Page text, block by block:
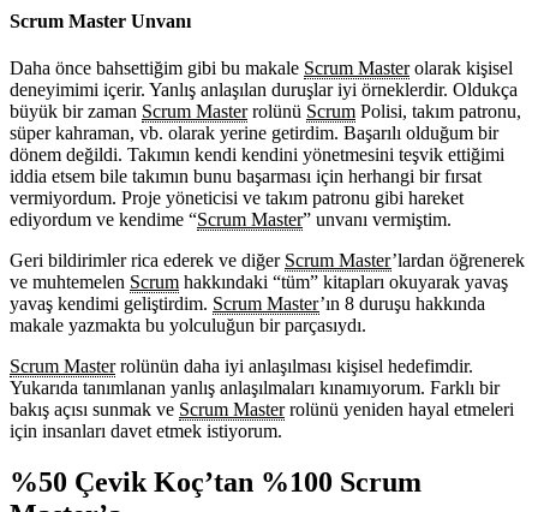
Scrum Master Unvanı
Daha önce bahsettiğim gibi bu makale Scrum Masterolarak kişisel
deneyimimi içerir. Yanlış anlaşılan duruşlar iyi örneklerdir. Oldukça
büyük bir zaman Scrum Masterrolünü Scrum Polisi, takım patronu,
süper kahraman, vb. olarak yerine getirdim. Başarılı olduğum bir
dönem değildi. Takımın kendi kendini yönetmesini teşvik ettiğimi
iddia etsem bile takımın bunu başarması için herhangi bir fırsat
vermiyordum. Proje yöneticisi ve takım patronu gibi hareket
ediyordum ve kendime “Scrum Master” unvanı vermiştim.
Geri bildirimler rica ederek ve diğer Scrum Master’lardan öğrenerek
ve muhtemelen Scrum hakkındaki “tüm” kitapları okuyarak yavaş
yavaş kendimi geliştirdim. Scrum Master’ın 8 duruşu hakkında
makale yazmakta bu yolculuğun bir parçasıydı.
Scrum Masterrolünün daha iyi anlaşılması kişisel hedefimdir.
Yukarıda tanımlanan yanlış anlaşılmaları kınamıyorum. Farklı bir
bakış açısı sunmak ve Scrum Masterrolünü yeniden hayal etmeleri
için insanları davet etmek istiyorum.
%50 Çevik Koç’tan %100 Scrum